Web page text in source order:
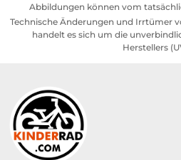
Abbildungen können vom
Technische Änderungen und Irrtümer
handelt es sich um die
Herstellers